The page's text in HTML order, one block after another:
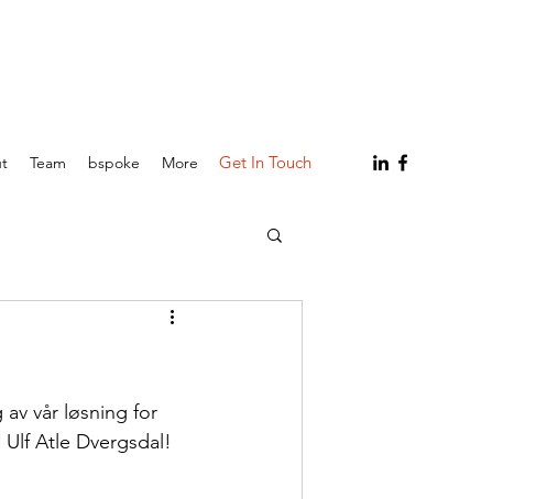
Team bspoke More Get In Touch
vår løsning for
Atle Dvergsdal!